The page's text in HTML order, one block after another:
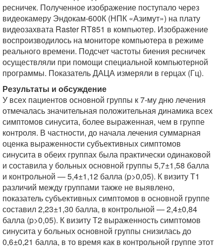
ресничек. Полученное изображение поступало через
видеокамеру Эндокам-600К (НПК «Азимут») на плату
видеозахвата Raster RT851 в компьютер. Изображение
воспроизводилось на мониторе компьютера в режиме
реального времени. Подсчет частоты биения ресничек
осуществляли при помощи специальной компьютерной
программы. Показатель ДАЦА измеряли в герцах (Гц).
Результаты и обсуждение
У всех пациентов основной группы к 7-му дню лечения
отмечалась значительная положительная динамика всех
симптомов синусита, более выраженная, чем в группе
контроля. В частности, до начала лечения суммарная
оценка выраженности субъективных симптомов
синусита в обеих группах была практически одинаковой
и составила у больных основной группы 5,7±1,58 балла
и контрольной — 5,4±1,12 балла (p>0,05). К визиту Т1
различий между группами также не выявлено,
показатель субъективных симптомов в основной группе
составил 2,23±1,30 балла, в контрольной — 2,4±0,84
балла (p>0,05). К визиту Т2 выраженность симптомов
синусита у больных основной группы снизилась до
0,6±0,21 балла, в то время как в контрольной группе этот